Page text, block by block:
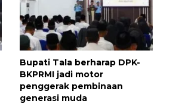
Bupati Tala berharap DPK-
BKPRMI jadi motor
penggerak pembinaan
generasi muda